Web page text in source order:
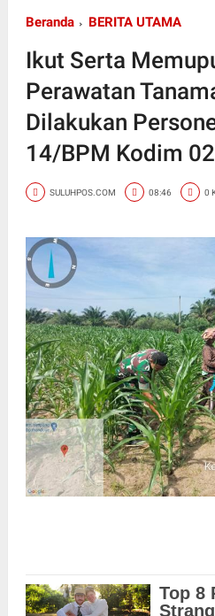
Beranda BERITA UTAMA
Ikut Serta
Perawatan
Dilakukan
14/BPM Kodim
SULUHPOS.COM 08:46 0